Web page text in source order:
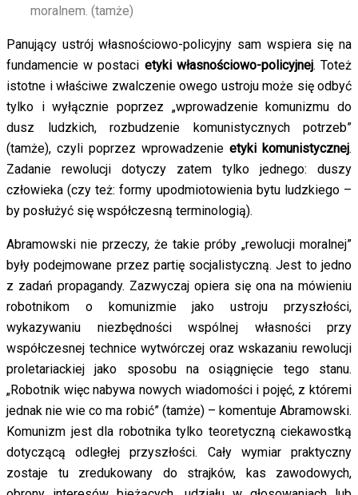
moralnem. (tamże)
Panujący ustrój własnościowo-policyjny sam wspiera się na
fundamencie w postaci etyki własnościowo-policyjnej. Toteż
istotne i właściwe zwalczenie owego ustroju może się odbyć
tylko i wyłącznie poprzez „wprowadzenie komunizmu do
dusz ludzkich, rozbudzenie komunistycznych potrzeb”
(tamże), czyli poprzez wprowadzenie etyki komunistycznej.
Zadanie rewolucji dotyczy zatem tylko jednego: duszy
człowieka (czy też: formy upodmiotowienia bytu ludzkiego –
by posłużyć się współczesną terminologią).
Abramowski nie przeczy, że takie próby „rewolucji moralnej”
były podejmowane przez partię socjalistyczną. Jest to jedno
z zadań propagandy. Zazwyczaj opiera się ona na mówieniu
robotnikom o komunizmie jako ustroju przyszłości,
wykazywaniu niezbędności wspólnej własności przy
współczesnej technice wytwórczej oraz wskazaniu rewolucji
proletariackiej jako sposobu na osiągnięcie tego stanu.
„Robotnik więc nabywa nowych wiadomości i pojęć, z któremi
jednak nie wie co ma robić” (tamże) – komentuje Abramowski.
Komunizm jest dla robotnika tylko teoretyczną ciekawostką
dotyczącą odległej przyszłości. Cały wymiar praktyczny
zostaje tu zredukowany do strajków, kas zawodowych,